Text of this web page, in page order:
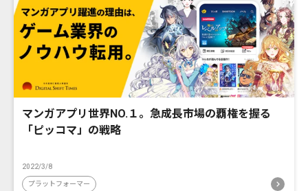
マンガアプリ世界NO.１。急成長市場の覇権を握る
「ピッコマ」の戦略
2022/3/8
プラットフォーマー